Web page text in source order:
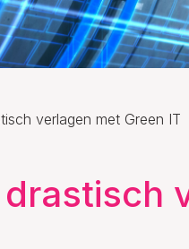
verlagen met Green IT